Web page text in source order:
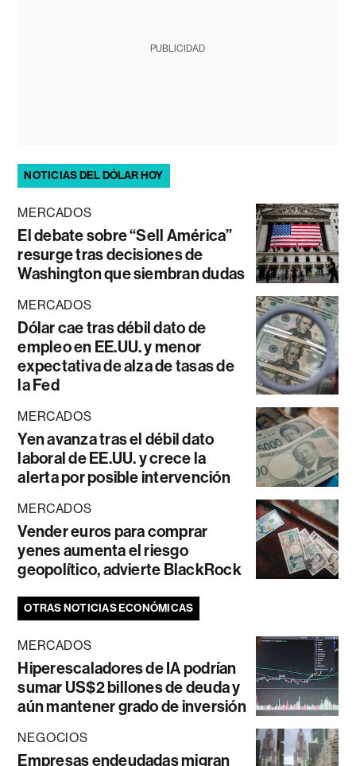
PUBLICIDAD
NOTICIAS DEL DÓLAR HOY
MERCADOS
El debate sobre “Sell América”
resurge tras decisiones de
Washington que siembran dudas
MERCADOS
Dólar cae tras débil dato de
empleo en EE.UU. y menor
expectativa de alza de tasas de
la Fed
MERCADOS
Yen avanza tras el débil dato
laboral de EE.UU. y crece la
alerta por posible intervención
MERCADOS
Vender euros para comprar
yenes aumenta el riesgo
geopolítico, advierte BlackRock
OTRAS NOTICIAS ECONÓMICAS
MERCADOS
Hiperescaladores de IA podrían
sumar US$2 billones de deuda y
aún mantener grado de inversión
NEGOCIOS
Empresas endeudadas migran